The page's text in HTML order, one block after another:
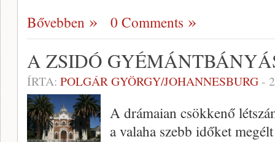
Bővebben 0 Comments
A ZSIDÓ
ÍRTA: POLGÁR GYÖRGY/JOHANNESBURG-
A drámaian csökkenő
a valaha szebb időket